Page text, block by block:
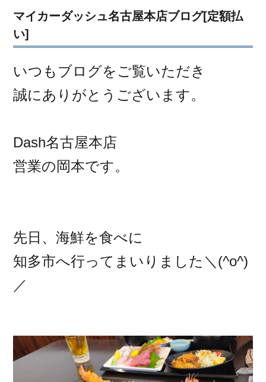
マイカーダッシュ名古屋本店ブログ[定額払
い]
いつもブログをご覧いただき
誠にありがとうございます。
Dash名古屋本店
営業の岡本です。
先日、海鮮を食べに
知多市へ行ってまいりました＼(^o^)
／